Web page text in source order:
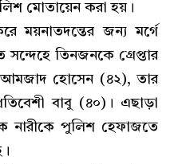
মোতায়েন করা হয়।
ময়নাতদন্তের জন্য মর্গে
তিনজনকে গ্রেপ্তার
আমজাদ হোসেন (৪২), তার
বাবু (৪০)। এছাড়া
নারীকে পুলিশ হেফাজতে